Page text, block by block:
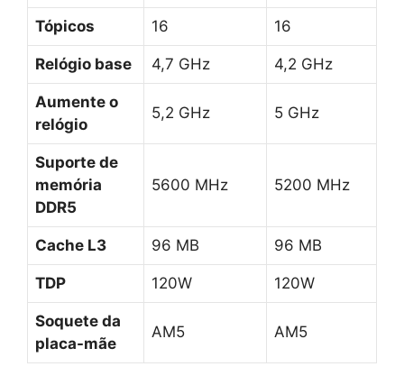
Tópicos 16 16
Relógio base 4,7 GHz 4,2 GHz
Aumente o
relógio
5,2 GHz 5 GHz
Suporte de
memória
DDR5
5600 MHz 5200 MHz
Cache L3 96 MB 96 MB
TDP 120W 120W
Soquete da
placa-mãe
AM5 AM5